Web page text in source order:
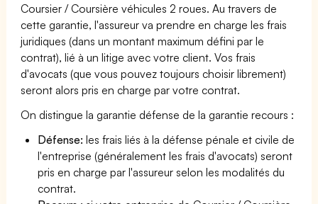
Coursier / Coursière véhicules 2 roues. Au travers de
cette garantie, l'assureur va prendre en charge les frais
juridiques (dans un montant maximum défini par le
contrat), lié à un litige avec votre client. Vos frais
d'avocats (que vous pouvez toujours choisir librement)
seront alors pris en charge par votre contrat.
On distingue la garantie défense de la garantie recours :
Défense: les frais liés à la défense pénale et civile de
l'entreprise (généralement les frais d'avocats) seront
pris en charge par l'assureur selon les modalités du
contrat.